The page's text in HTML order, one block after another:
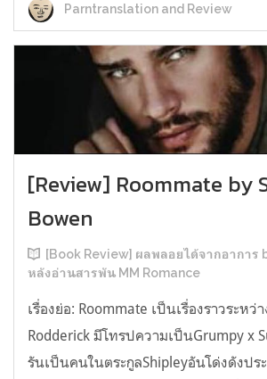
Parntranslation and Review
[Review] Roommate by
Bowen
[Book Review] ผลพลอยได้จากอาการ
หลังอ่านสารพัน MM Romance
เรื่องย่อ: Roommate เป็นเรื่องราวระหว่
Rodderick มีโทรปความเป็นGrumpy x
รันเป็นคนในตระกูลShipleyอันโด่งดังปร